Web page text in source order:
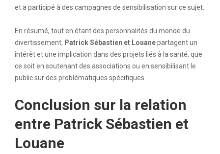
et a participé à des campagnes de sensibilisation sur ce sujet.
En résumé, tout en étant des personnalités du monde du
divertissement, Patrick Sébastien et Louanepartagent un
intérêt et une implication dans des projets liés à la santé, que
ce soit en soutenant des associations ou en sensibilisant le
public sur des problématiques spécifiques.
Conclusion sur la relation
entre Patrick Sébastien et
Louane